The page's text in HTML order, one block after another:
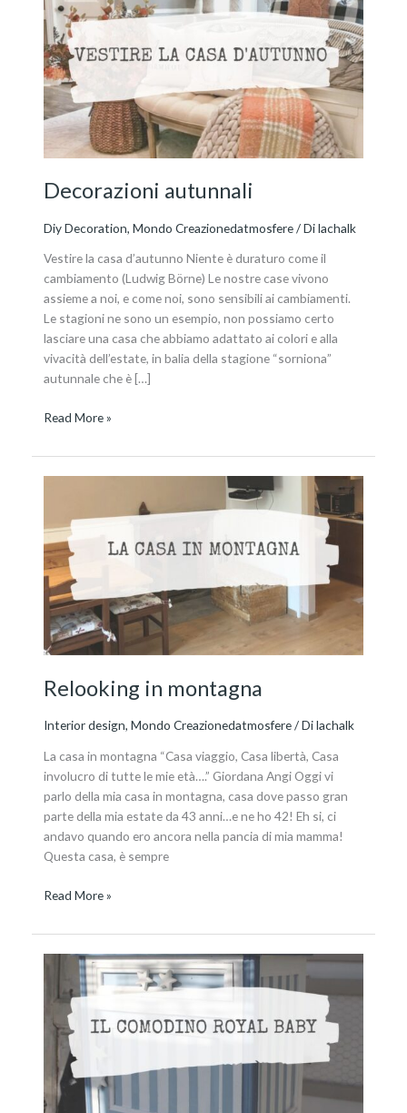
Decorazioni autunnali
Diy Decoration,Mondo Creazionedatmosfere/ Dilachalk
Vestire la casa d’autunno Niente è duraturo come il
cambiamento (Ludwig Börne) Le nostre case vivono
assieme a noi, e come noi, sono sensibili ai cambiamenti.
Le stagioni ne sono un esempio, non possiamo certo
lasciare una casa che abbiamo adattato ai colori e alla
vivacità dell’estate, in balia della stagione “sorniona”
autunnale che è […]
autunnali
Read More »
Relooking in montagna
Interior design,Mondo Creazionedatmosfere/ Dilachalk
La casa in montagna “Casa viaggio, Casa libertà, Casa
involucro di tutte le mie età….” Giordana Angi Oggi vi
parlo della mia casa in montagna, casa dove passo gran
parte della mia estate da 43 anni…e ne ho 42! Eh si, ci
andavo quando ero ancora nella pancia di mia mamma!
Questa casa, è sempre
montagna
Read More »
La
trasformazione
un
comodino